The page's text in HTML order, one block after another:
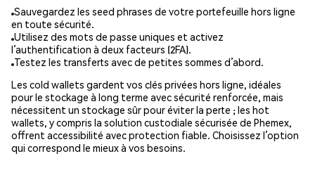
Sauvegardez les seed phrases de votre portefeuille hors ligne
en toute sécurité.
Utilisez des mots de passe uniques et activez
l’authentification à deux facteurs (2FA).
Testez les transferts avec de petites sommes d’abord.
Les cold wallets gardent vos clés privées hors ligne, idéales
pour le stockage à long terme avec sécurité renforcée, mais
nécessitent un stockage sûr pour éviter la perte ; les hot
wallets, y compris la solution custodiale sécurisée de Phemex,
offrent accessibilité avec protection fiable. Choisissez l’option
qui correspond le mieux à vos besoins.